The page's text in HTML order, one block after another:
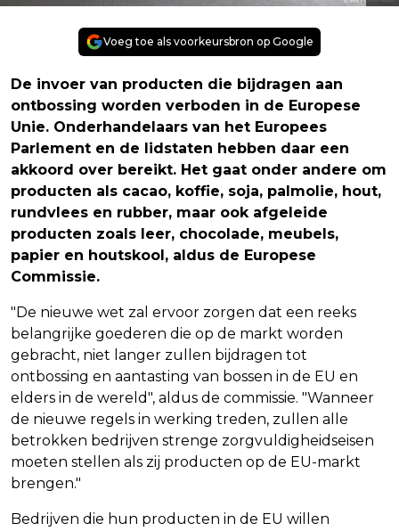
Voeg toe als voorkeursbron op Google
De invoer van producten die bijdragen aan
ontbossing worden verboden in de Europese
Unie. Onderhandelaars van het Europees
Parlement en de lidstaten hebben daar een
akkoord over bereikt. Het gaat onder andere om
producten als cacao, koffie, soja, palmolie, hout,
rundvlees en rubber, maar ook afgeleide
producten zoals leer, chocolade, meubels,
papier en houtskool, aldus de Europese
Commissie.
"De nieuwe wet zal ervoor zorgen dat een reeks
belangrijke goederen die op de markt worden
gebracht, niet langer zullen bijdragen tot
ontbossing en aantasting van bossen in de EU en
elders in de wereld", aldus de commissie. "Wanneer
de nieuwe regels in werking treden, zullen alle
betrokken bedrijven strenge zorgvuldigheidseisen
moeten stellen als zij producten op de EU-markt
brengen."
Bedrijven die hun producten in de EU willen